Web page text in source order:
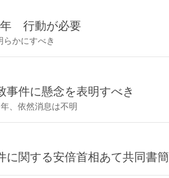
年 行動が必要
かにすべき
事件に懸念を表明すべき
、依然消息は不明
に関する安倍首相あて共同書簡